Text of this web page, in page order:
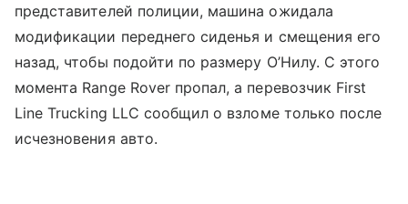
представителей полиции, машина ожидала
модификации переднего сиденья и смещения его
назад, чтобы подойти по размеру О’Нилу. С этого
момента Range Rover пропал, а перевозчик First
Line Trucking LLC сообщил о взломе только после
исчезновения авто.